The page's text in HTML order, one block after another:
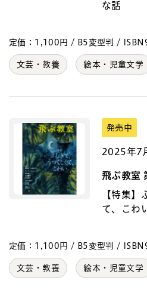
な話
定価：1,100円 / B5変型判 /
文芸・教養 絵本・児童文学
発売中
2025年7
飛ぶ教室
【特集】
て、こわ
定価：1,100円 / B5変型判 /
文芸・教養 絵本・児童文学